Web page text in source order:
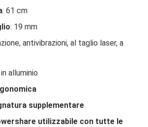
: 61 cm
: 19 mm
antivibrazioni, al taglio laser, a
in alluminio
supplementare
utilizzabile con tutte le